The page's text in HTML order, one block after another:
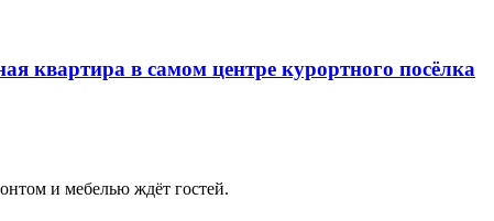
и мебелью ждёт гостей.